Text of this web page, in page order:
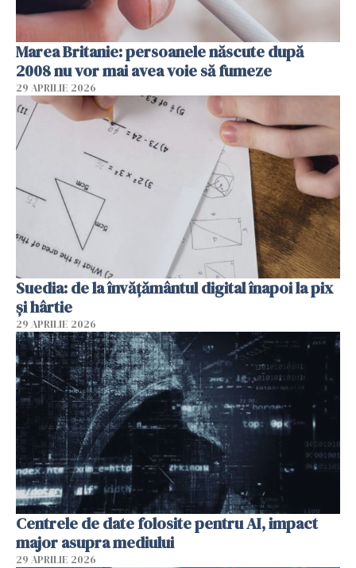
Marea Britanie: persoanele născute după
2008 nu vor mai avea voie să fumeze
29 APRILIE 2026
Suedia: de la învățământul digital înapoi la pix
și hârtie
29 APRILIE 2026
Centrele de date folosite pentru AI, impact
major asupra mediului
29 APRILIE 2026